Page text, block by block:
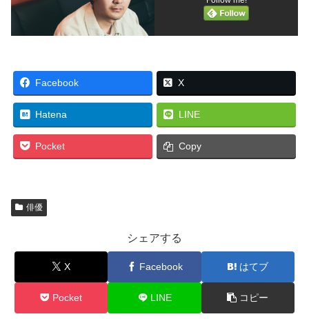
Facebook X
Hatena LINE
Pocket Copy
俳優
シェアする
X Facebook はてブ
Pocket LINE コピー